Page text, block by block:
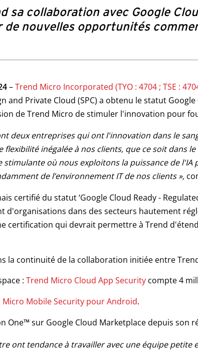
sa collaboration avec Google
de nouvelles opportunités
–Trend Micro Incorporated (TYO : 4704 ; TSE :
and Private Cloud (SPC) a obtenu le statut
de Trend Micro de stimuler l'innovation pour
deux entreprises qui ont l'innovation dans le
inégalée à nos clients, que ce soit dans
stimulante où nous exploitons la puissance de
de l’environnement IT de nos clients »,
certifié du statut ‘Google Cloud Ready -
d'organisations dans des secteurs hautement
certification qui devrait permettre à Trend
la continuité de la collaboration initiée entre
: Trend Micro Cloud App Security compte 4
Micro Mobile Security pour Android.
One™ sur Google Cloud Marketplace depuis son
ont tendance à travailler avec une équipe petite